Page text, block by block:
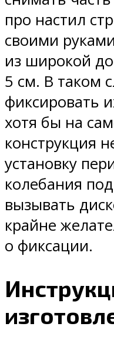
про настил
своими
из широкой
5 см. В таком
фиксировать
хотя бы на
конструкция
установку
колебания
вызывать
крайне
о фиксации.